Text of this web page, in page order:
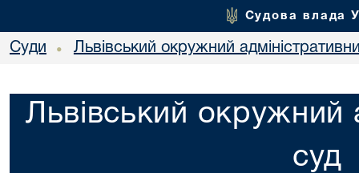
Судова влада
Суди • Львівський окружний
Львівський окружний
суд